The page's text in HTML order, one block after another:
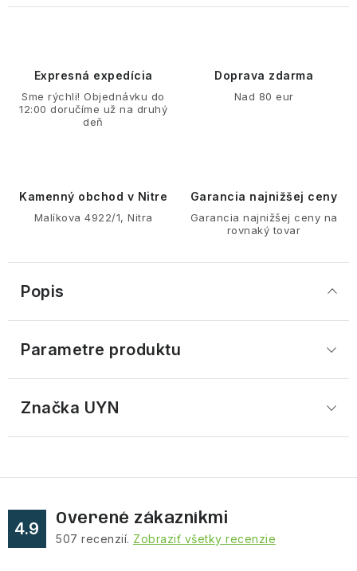
Expresná expedícia
Sme rýchli! Objednávku do
12:00 doručíme už na druhý
deň
Doprava zdarma
Nad 80 eur
Kamenný obchod v Nitre
Malíkova 4922/1, Nitra
Garancia najnižšej ceny
Garancia najnižšej ceny na
rovnaký tovar
Popis
Parametre produktu
Značka UYN
4.9
Overené zákazníkmi
507 recenzií. Zobraziť všetky recenzie